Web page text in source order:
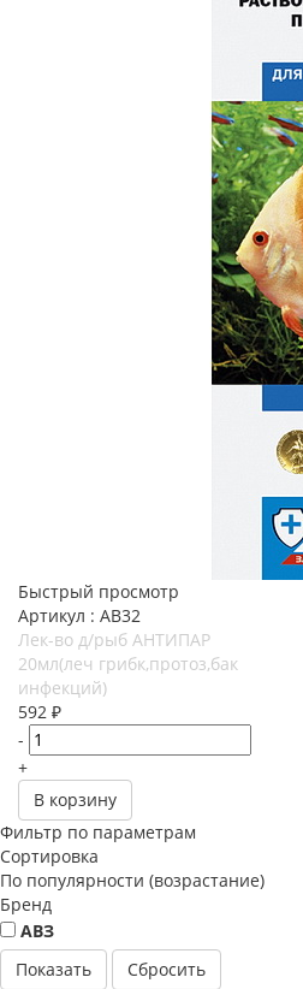
Быстрый просмотр
Артикул : АВ32
Лек-во д/рыб АНТИПАР
20мл(леч грибк,протоз,бак
инфекций)
592 ₽
-
+
В корзину
Фильтр по параметрам
Сортировка
По популярности (возрастание)
Бренд
АВЗ
Сбросить